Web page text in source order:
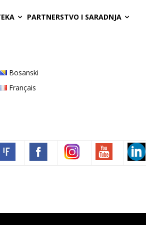
PARTNERSTVO I SARADNJA
Bosanski
Français